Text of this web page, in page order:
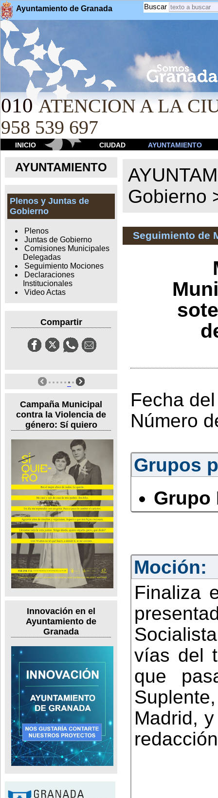
Ayuntamiento de Granada Buscar
010 ATENCION A LA
958 539 697
INICIO CIUDAD AYUNTAMIENTO
AYUNTAMIENTO
Plenos y Juntas de
Gobierno
Plenos
Juntas de Gobierno
Comisiones Municipales
Delegadas
Seguimiento Mociones
Declaraciones
Institucionales
Video Actas
Compartir
Campaña Municipal
contra la Violencia de
género: Sí quiero
Innovación en el
Ayuntamiento de
Granada
Gobierno
Seguimiento de
Fecha
Número
Grupos
Grupo
Moción:
Finaliza
vías del
que
Madrid,